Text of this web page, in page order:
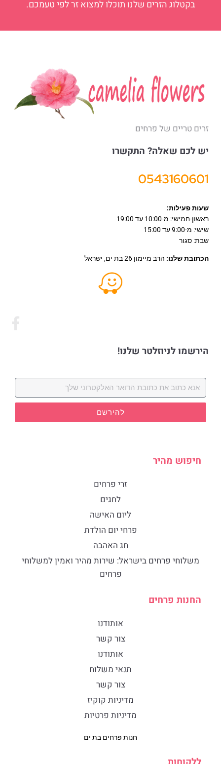
בקטלוג הזרים שלנו תוכלו למצוא זר לפי טעמכם.
זרים טריים של פרחים
יש לכם שאלה? התקשרו
0543160601
שעות פעילות:
ראשון-חמישי: מ-10:00 עד 19:00
שישי: מ-9:00 עד 15:00
שבת: סגור
הכתובת שלנו: הרב מיימון 26 בת ים, ישראל
הירשמו לניוזלטר שלנו!
להירשם
חיפוש מהיר
זרי פרחים
לחגים
ליום האישה
פרחי יום הולדת
חג האהבה
​משלוחי פרחים בישראל: שירות מהיר ואמין למשלוחי
פרחים
החנות פרחים
אותודנו
צור קשר
אותודנו
תנאי משלוח
צור קשר
מדיניות קוקיז
מדיניות פרטיות
חנות פרחים בת ים